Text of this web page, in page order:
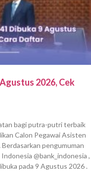
2026, Cek
bagi putra-putri terbaik
Calon Pegawai Asisten
pengumuman
@bank_indonesia ,
pada 9 Agustus 2026 .